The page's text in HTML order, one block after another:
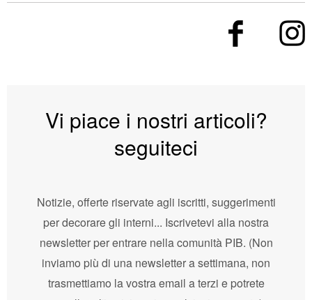
Vi piace i nostri articoli?
seguiteci
Notizie, offerte riservate agli iscritti, suggerimenti
per decorare gli interni... Iscrivetevi alla nostra
newsletter per entrare nella comunità PIB. (Non
inviamo più di una newsletter a settimana, non
trasmettiamo la vostra email a terzi e potrete